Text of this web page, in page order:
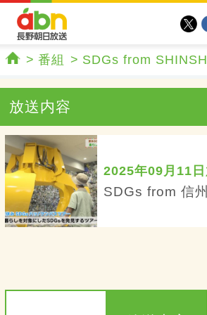
番組 SDGs from
放送内容
2025年09月11
SDGs from 信